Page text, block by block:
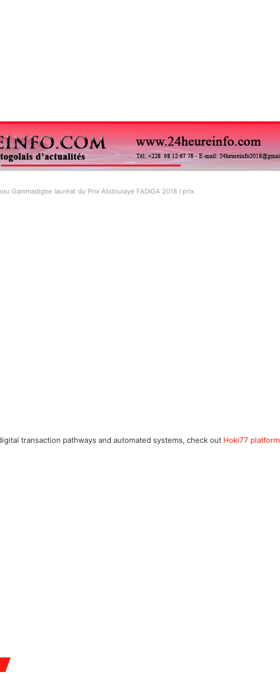
Gammadigbe lauréat du Prix Abdoulaye FADIGA 2018 / prix
transaction pathways and automated systems, check out Hoki77 platform